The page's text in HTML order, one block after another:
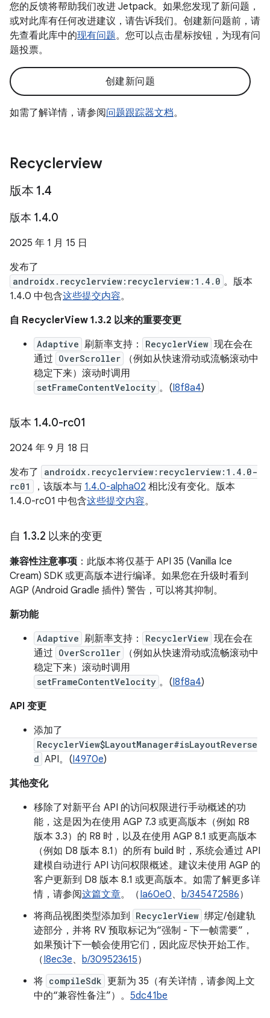
您的反馈将帮助我们改进 Jetpack。如果您发现了新问题，
或对此库有任何改进建议，请告诉我们。创建新问题前，请
先查看此库中的现有问题。您可以点击星标按钮，为现有问
题投票。
创建新问题
如需了解详情，请参阅问题跟踪器文档。
Recyclerview
版本 1.4
版本 1.4.0
2025 年 1 月 15 日
发布了
androidx.recyclerview:recyclerview:1.4.0 。版本
1.4.0 中包含这些提交内容。
自 RecyclerView 1.3.2 以来的重要变更
Adaptive 刷新率支持： RecyclerView 现在会在
通过 OverScroller
（例如从快速滑动或流畅滚动中
稳定下来）滚动时调用
setFrameContentVelocity 。(I8f8a4)
版本 1.4.0-rc01
2024 年 9 月 18 日
发布了
androidx.recyclerview:recyclerview:1.4.0-
rc01
，该版本与 1.4.0-alpha02 相比没有变化。版本
1.4.0-rc01 中包含这些提交内容。
自 1.3.2 以来的变更
兼容性注意事项 ：此版本将仅基于 API 35 (Vanilla Ice
Cream) SDK 或更高版本进行编译。如果您在升级时看到
AGP (Android Gradle 插件) 警告，可以将其抑制。
新功能
Adaptive 刷新率支持： RecyclerView 现在会在
通过 OverScroller
（例如从快速滑动或流畅滚动中
稳定下来）滚动时调用
setFrameContentVelocity 。(I8f8a4)
API 变更
添加了
RecyclerView$LayoutManager#isLayoutReverse
d API。(I4970e)
其他变化
移除了对新平台 API 的访问权限进行手动概述的功
能，这是因为在使用 AGP 7.3 或更高版本（例如 R8
版本 3.3）的 R8 时，以及在使用 AGP 8.1 或更高版本
（例如 D8 版本 8.1）的所有 build 时，系统会通过 API
建模自动进行 API 访问权限概述。建议未使用 AGP 的
客户更新到 D8 版本 8.1 或更高版本。如需了解更多详
情，请参阅这篇文章。（Ia60e0、 b/345472586）
将商品视图类型添加到
RecyclerView 绑定/创建轨
迹部分，并将 RV 预取标记为“强制 - 下一帧需要”，
如果预计下一帧会使用它们，因此应尽快开始工作。
（I8ec3e、 b/309523615）
将 compileSdk 更新为 35（有关详情，请参阅上文
中的“兼容性备注”）。 5dc41be